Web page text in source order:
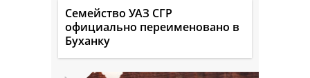
Семейство УАЗ СГР
официально переименовано в
Буханку